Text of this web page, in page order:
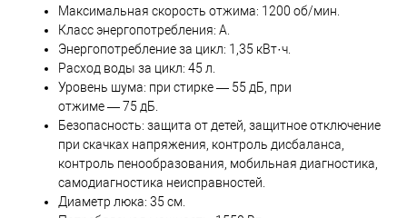
Максимальная скорость отжима: 1200 об/мин.
Класс энергопотребления: A.
Энергопотребление за цикл: 1,35 кВт·ч.
Расход воды за цикл: 45 л.
Уровень шума: при стирке — 55 дБ, при
отжиме — 75 дБ.
Безопасность: защита от детей, защитное отключение
при скачках напряжения, контроль дисбаланса,
контроль пенообразования, мобильная диагностика,
самодиагностика неисправностей.
Диаметр люка: 35 см.